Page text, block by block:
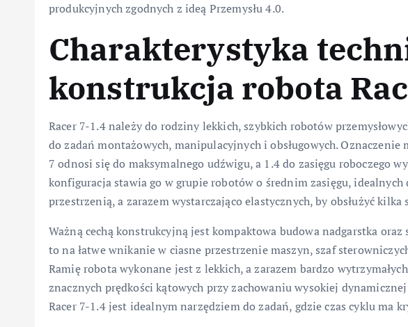
produkcyjnych zgodnych z ideą Przemysłu 4.0.
Charakterystyka
konstrukcja robota
Racer 7-1.4 należy do rodziny lekkich, szybkich robotów
do zadań montażowych, manipulacyjnych i obsługowych.
7 odnosi się do maksymalnego udźwigu, a 1.4 do zasięgu roboczego
konfiguracja stawia go w grupie robotów o średnim zasięgu,
przestrzenią, a zarazem wystarczająco elastycznych, by obsłużyć
Ważną cechą konstrukcyjną jest kompaktowa budowa nadgarstka
to na łatwe wnikanie w ciasne przestrzenie maszyn, szaf
Ramię robota wykonane jest z lekkich, a zarazem bardzo
znacznych prędkości kątowych przy zachowaniu wysokiej
Racer 7-1.4 jest idealnym narzędziem do zadań, gdzie czas cyklu ma